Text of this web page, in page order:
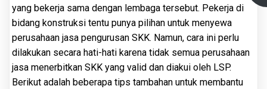
yang bekerja sama dengan lembaga tersebut. Pekerja di
bidang konstruksi tentu punya pilihan untuk menyewa
perusahaan jasa pengurusan SKK. Namun, cara ini perlu
dilakukan secara hati-hati karena tidak semua perusahaan
jasa menerbitkan SKK yang valid dan diakui oleh LSP.
Berikut adalah beberapa tips tambahan untuk membantu